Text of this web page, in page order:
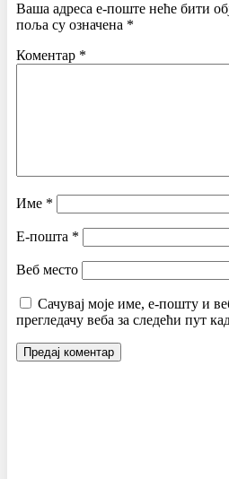
Ваша адреса е-поште неће бити
поља су означена *
Коментар *
Име *
Е-пошта *
Веб место
Сачувај моје име, е-пошту и
прегледачу веба за следећи пут